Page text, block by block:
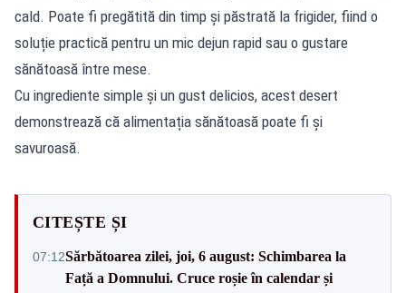
cald. Poate fi pregătită din timp și păstrată la frigider, fiind o
soluție practică pentru un mic dejun rapid sau o gustare
sănătoasă între mese.
Cu ingrediente simple și un gust delicios, acest desert
demonstrează că alimentația sănătoasă poate fi și
savuroasă.
CITEȘTE ȘI
07:12Sărbătoarea zilei, joi, 6 august: Schimbarea la
Față a Domnului. Cruce roșie în calendar și